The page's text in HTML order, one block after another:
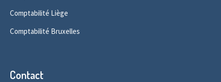
Comptabilité Liège
Comptabilité Bruxelles
Contact